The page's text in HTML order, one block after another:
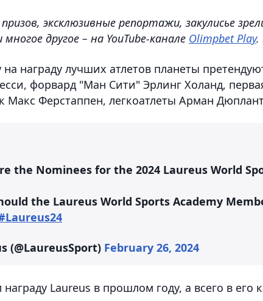
эксклюзивные репортажи, закулисье
другое – на YouTube-канале Olimpbet Play.
на награду лучших атлетов планеты
форвард "Ман Сити" Эрлинг Холанд,
Макс Ферстаппен, легкоатлеты Арман
the Nominees for the 2024 Laureus World
the Laureus World Sports Academy
(@LaureusSport) February 26, 2024
Laureus в прошлом году, а всего в его